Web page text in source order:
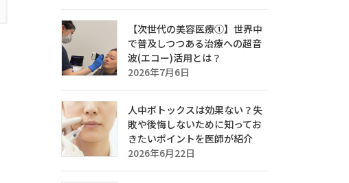
【次世代の美容医療①】世界中
で普及しつつある治療への超音
波(エコー)活用とは？
2026年7月6日
人中ボトックスは効果ない？失
敗や後悔しないために知ってお
きたいポイントを医師が紹介
2026年6月22日